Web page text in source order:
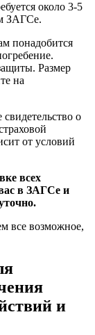
около 3-5
ЗАГСе.
понадобится
Размер
на
свидетельство о
от условий
всех
в ЗАГСе и
все возможное,
и